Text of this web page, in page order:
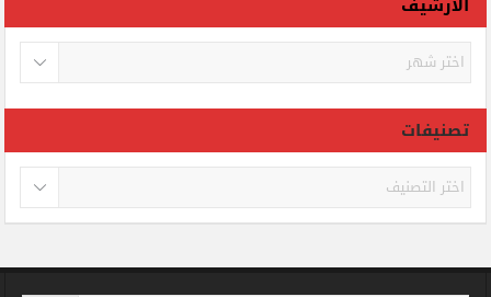
الأرشيف
تصنيفات
تصنيفات